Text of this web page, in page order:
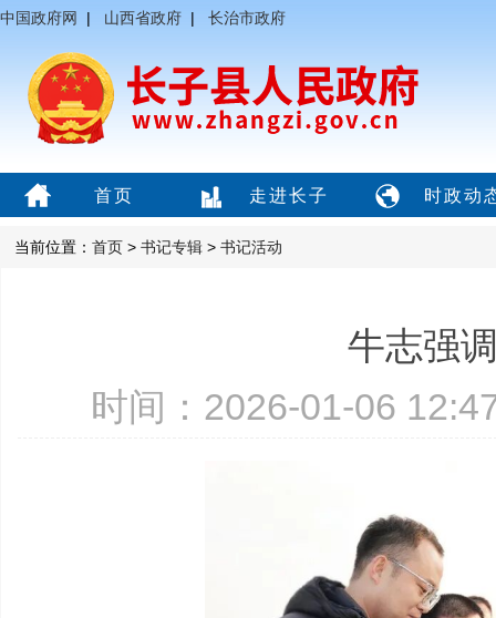
中国政府网 | 山西省政府 | 长治市政府
首页 走进长子 时政动
当前位置： 首页 > 书记专辑 > 书记活动
牛志强
时间：2026-01-06